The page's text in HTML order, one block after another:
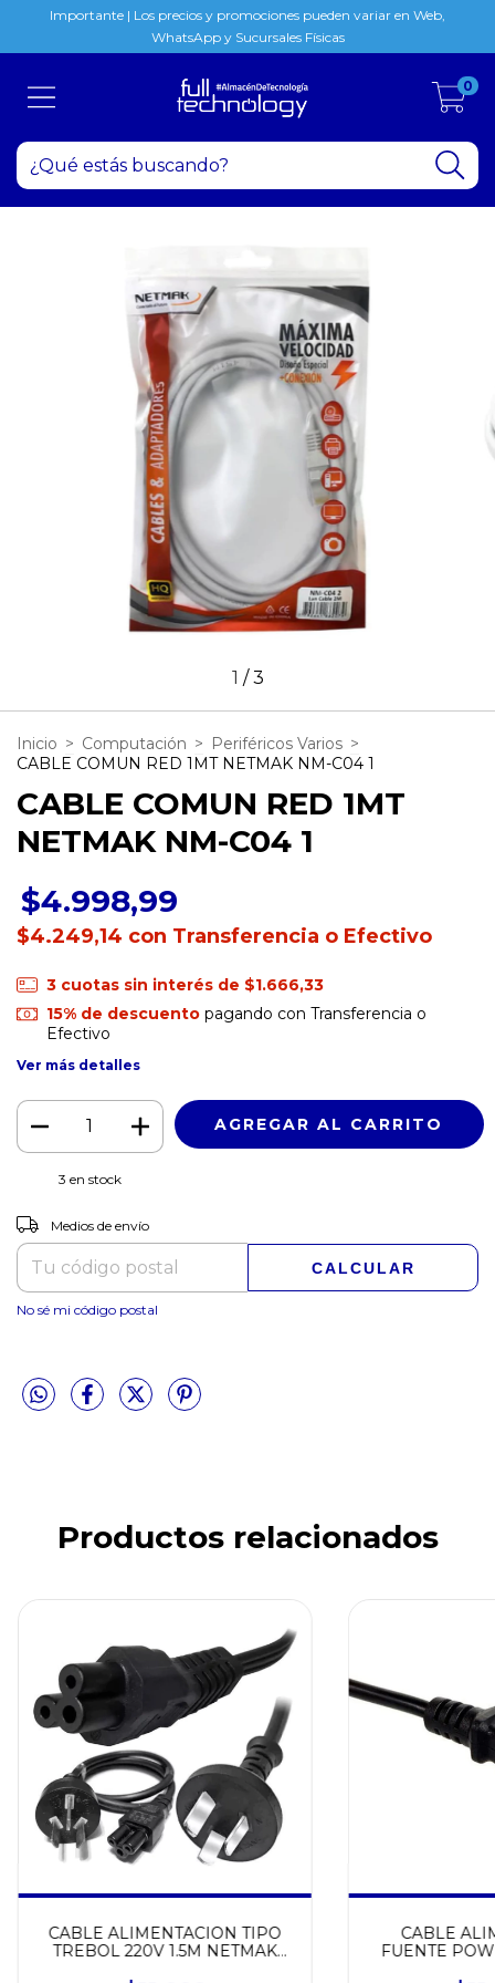
Importante | Los precios y promociones pueden variar en Web,
WhatsApp y Sucursales Físicas
0
1 /3
Inicio > Computación > Periféricos Varios >
CABLE COMUN RED 1MT NETMAK NM-C04 1
CABLE COMUN RED 1MT
NETMAK NM-C04 1
$4.998,99
$4.249,14 con Transferencia o Efectivo
3 cuotas sin interés de $1.666,33
15% de descuentopagando con Transferencia o
Efectivo
Ver más detalles
3 en stock
Entregas para el CP:
Medios de envío
CALCULAR
No sé mi código postal
Productos relacionados
CABLE ALIMENTACION TIPO
TREBOL 220V 1.5M NETMAK
CABLE
FUENTE